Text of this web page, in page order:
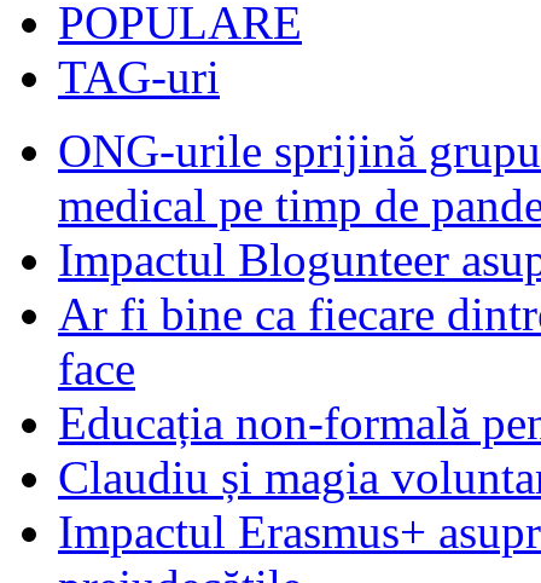
POPULARE
TAG-uri
ONG-urile sprijină
medical pe timp de
Impactul Blogunteer
Ar fi bine ca fiecare
face
Educația non-formală
Claudiu și magia
Impactul Erasmus+